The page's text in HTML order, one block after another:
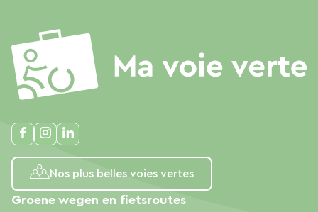
Nos plus belles voies vertes
Groene wegen en fietsroutes